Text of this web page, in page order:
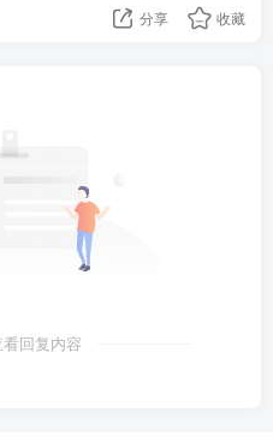
楼内发生枪击事件，致枪
：致至少20人死亡，30多
朗普或因国会大厦骚乱被
分享 收藏
回复内容